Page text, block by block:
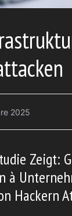
2025
Zeigt:
à
Hackern